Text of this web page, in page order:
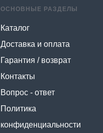
ОСНОВНЫЕ РАЗДЕЛЫ
Каталог
Доставка и оплата
Гарантия / возврат
Контакты
Вопрос - ответ
Политика
конфиденциальности